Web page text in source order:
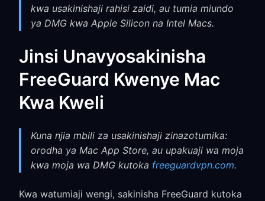
kwa usakinishaji rahisi zaidi, au tumia miundo
ya DMG kwa Apple Silicon na Intel Macs.
Jinsi Unavyosakinisha
FreeGuard Kwenye Mac
Kwa Kweli
Kuna njia mbili za usakinishaji zinazotumika:
orodha ya Mac App Store, au upakuaji wa moja
kwa moja wa DMG kutoka freeguardvpn.com.
Kwa watumiaji wengi, sakinisha FreeGuard kutoka